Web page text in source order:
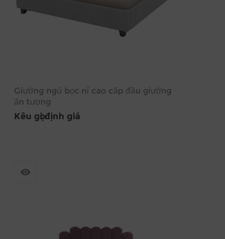
Giường ngủ bọc nỉ cao cấp đầu giường
ấn tượng
Kêu gọi định giá